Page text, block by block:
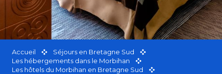
Accueil
Séjours en Bretagne Sud
Les hébergements dans le Morbihan
Les hôtels du Morbihan en Bretagne Sud